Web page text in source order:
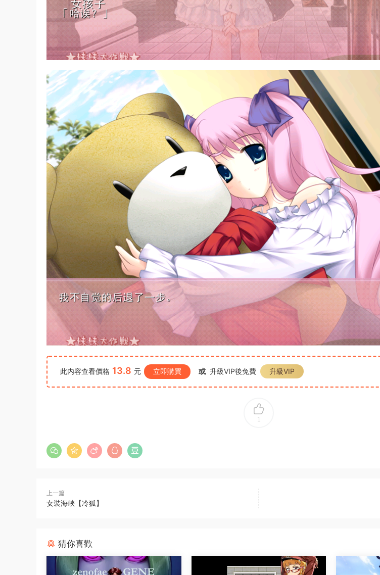
此内容查看價格 13.8 元 立即購買 或 升級VIP後免費 升級VIP
1
上一篇
女裝海峽【冷狐】
猜你喜歡